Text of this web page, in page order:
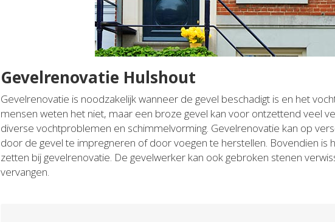
Gevelrenovatie Hulshout
Gevelrenovatie is noodzakelijk wanneer de gevel beschadigt is en het
mensen weten het niet, maar een broze gevel kan voor ontzettend veel
diverse vochtproblemen en schimmelvorming. Gevelrenovatie kan op
door de gevel te impregneren of door voegen te herstellen. Bovendien is
zetten bij gevelrenovatie. De gevelwerker kan ook gebroken stenen
vervangen.